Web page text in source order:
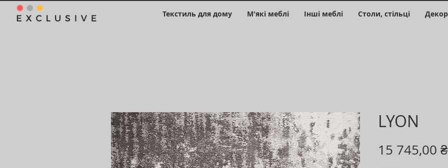
Текстиль для дому М'які меблі Інші меблі Столи, стільці Декор
LYON
15 745,00 ₴